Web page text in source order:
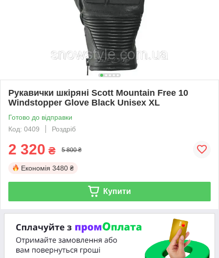
Рукавички шкіряні Scott Mountain Free 10
Windstopper Glove Black Unisex XL
Готово до відправки
Код: 0409
Роздріб
2 320 ₴ 5 800 ₴
Економія 3480 ₴
Купити